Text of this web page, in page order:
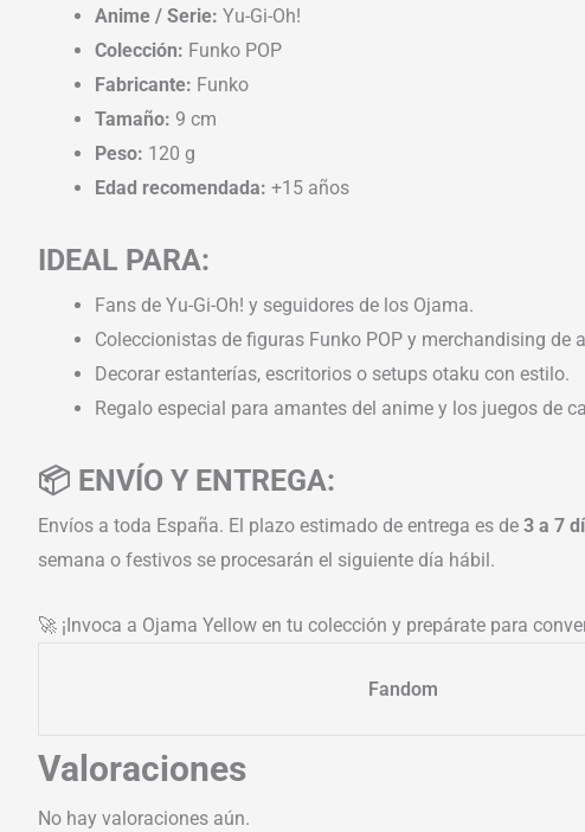
Anime / Serie: Yu-Gi-Oh!
Colección: Funko POP
Fabricante: Funko
Tamaño: 9 cm
Peso: 120 g
Edad recomendada: +15 años
IDEAL PARA:
Fans de Yu-Gi-Oh! y seguidores de los Ojama.
Coleccionistas de figuras Funko POP y merchandising de
Decorar estanterías, escritorios o setups otaku con estilo.
Regalo especial para amantes del anime y los juegos de
📦 ENVÍO Y ENTREGA:
Envíos a toda España. El plazo estimado de entrega es de 3 a 7
semana o festivos se procesarán el siguiente día hábil.
🚀 ¡Invoca a Ojama Yellow en tu colección y prepárate para
Fandom
Valoraciones
No hay valoraciones aún.